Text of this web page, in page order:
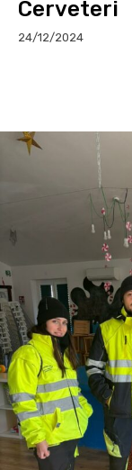
Cerveteri
24/12/2024